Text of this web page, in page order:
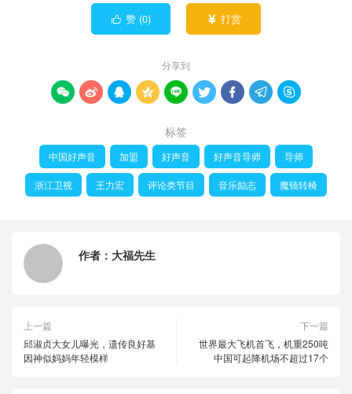
 赞 (0)  打赏
分享到
        
标签
中国好声音 加盟 好声音 好声音导师 导师
浙江卫视 王力宏 评论类节目 音乐励志 魔镜转椅
作者： 大福先生
上一篇
邱淑贞大女儿曝光，遗传良好基
因神似妈妈年轻模样
下一篇
世界最大飞机首飞，机重250吨
中国可起降机场不超过17个